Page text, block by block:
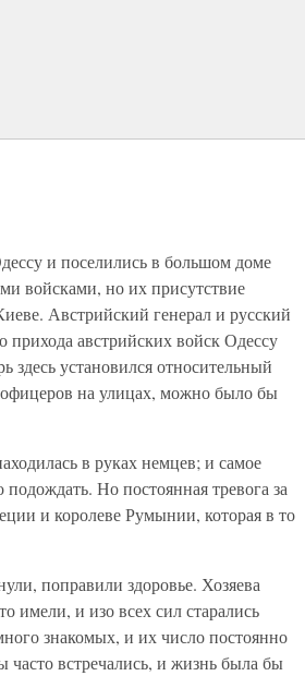
и поселились в большом доме
войсками, но их присутствие
Австрийский генерал и русский
прихода австрийских войск Одессу
здесь установился относительный
на улицах, можно было бы
в руках немцев; и самое
Но постоянная тревога за
и королеве Румынии, которая в то
поправили здоровье. Хозяева
имели, и изо всех сил старались
знакомых, и их число постоянно
встречались, и жизнь была бы